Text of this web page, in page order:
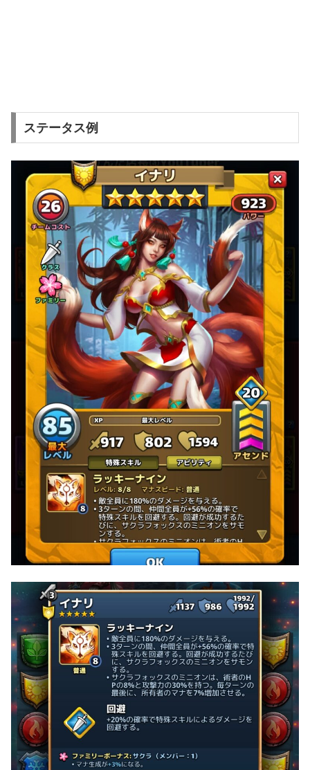
ステータス例